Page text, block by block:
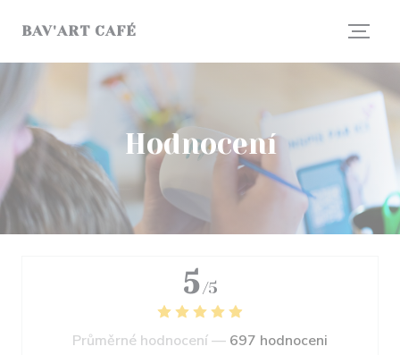
BAV'ART CAFÉ
Hodnocení
5 /5
Průměrné hodnocení — 697 hodnoceni